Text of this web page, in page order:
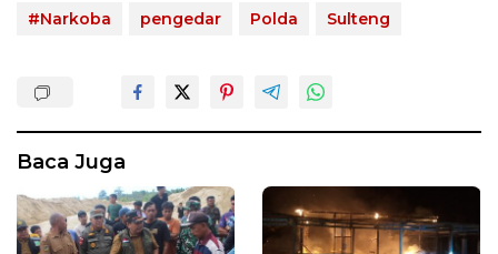
#Narkoba pengedar Polda Sulteng
Baca Juga